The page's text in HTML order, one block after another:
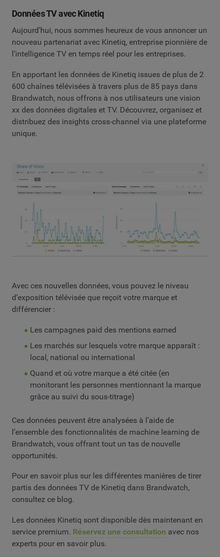
Données TV avec Kinetiq
Aujourd’hui, nous sommes heureux de vous annoncer un
nouveau partenariat avec Kinetiq, entreprise pionnière de
l’intelligence TV en temps réel pour les entreprises.
En apportant les données de Kinetiq issues de plus de 2
600 chaînes télévisées à travers plus de 85 pays dans
Brandwatch, nous offrons à nos utilisateurs une vision
xx des données digitales et TV. Découvrez, organisez et
distribuez des insights cross-channel via une plateforme
unique.
Avec ces nouvelles données, vous pouvez le niveau
d’exposition télévisée que reçoit votre marque et
différencier :
Les campagnes paid des mentions earned
Les marchés sur lesquels votre marque apparaît :
local, national ou international
Quand et où votre marque a été citée (en
monitorant les personnes mentionnant la marque
grâce au suivi du sous-titrage)
Ces données peuvent être analysées à l’aide de
l’ensemble des fonctionnalités de machine learning de
Brandwatch, vous offrant tout un tas de nouvelle
opportunités.
Pour en savoir plus sur les différentes manières de tirer
partis des données TV de Kinetiq dans Brandwatch,
consultez ce blog.
Les données Kinetiq sont disponible dès maintenant en
service premium. Réservez une consultation avec nos
experts pour en savoir plus.